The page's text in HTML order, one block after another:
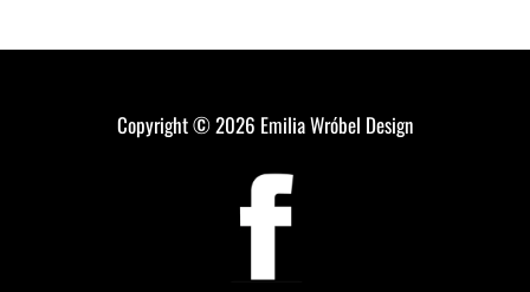
Copyright © 2026 Emilia Wróbel Design